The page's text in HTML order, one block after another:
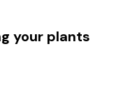
your plants